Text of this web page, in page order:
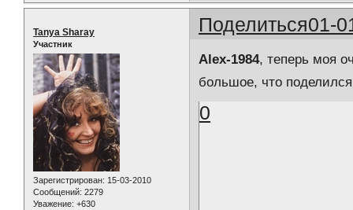
Поделиться01-
Tanya Sharay
Участник
Зарегистрирован: 15-03-2010
Сообщений: 2279
Уважение: +630
Alex-1984, теперь моя
большое, что
0